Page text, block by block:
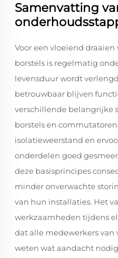
Samenvatting
Voor een vloeiend
borstels is regelmatig
levensduur wordt
betrouwbaar blijven
verschillende belangrijke
borstels en
isolatieweerstand en
onderdelen goed
deze basisprincipes
minder onverwachte
van hun installaties. Het
werkzaamheden tijdens
dat alle medewerkers
weten wat aandacht